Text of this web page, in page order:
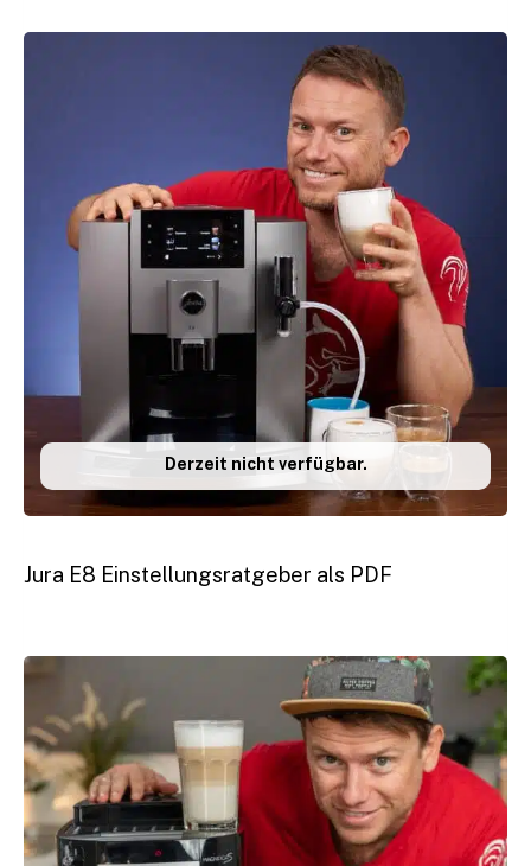
häufigsten Fehler bei der Bedienungzu vermeiden und
einen richtig guten, schokoladigen Geschmack zu erreichen.
Für alle Einstellungen und Tipps nutze ich meinen für
Vollautomaten entwickelten Kaffee, der kommt immer
frisch geröstet an. Die Einstellungen, die ich in meinem
Ratgeber empfehle, passen auch mit anderen
Kaffeebohnen, solange sie frisch geröstet und nicht zu
dunkel sind.
Mein Ratgeber funktioniert mit allen Siemens EQ.6-
Siemens EQ.6 plus s700
Siemens EQ.6 plus extraKlasse
Siemens EQ.6 plus s100
Derzeit nicht verfügbar.
Jura E8 Einstellungsratgeber als PDF